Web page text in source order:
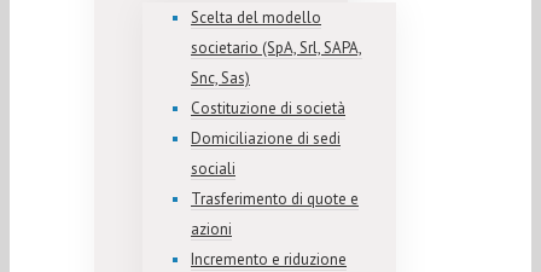
Scelta del modello
societario (SpA, Srl, SAPA,
Snc, Sas)
Costituzione di società
Domiciliazione di sedi
sociali
Trasferimento di quote e
azioni
Incremento e riduzione